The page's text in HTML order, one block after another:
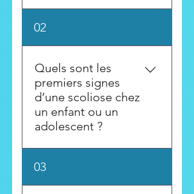
dès l’âge de 6 ou 7 ans,
surtout si un parent
remarque une asymétrie
posturale. Les périodes
critiques sont entre 10 et 14
ans, durant les poussées de
croissance rapide.
02
Quels sont les
premiers signes
d’une scoliose chez
un enfant ou un
adolescent ?
l’autre, une omoplate
saillante, une taille
03